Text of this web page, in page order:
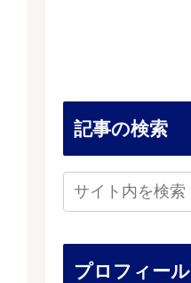
記事の検索
プロフィール